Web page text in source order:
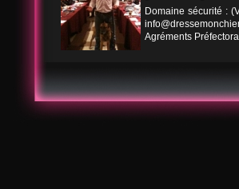
Domaine sécurité :
Agréments